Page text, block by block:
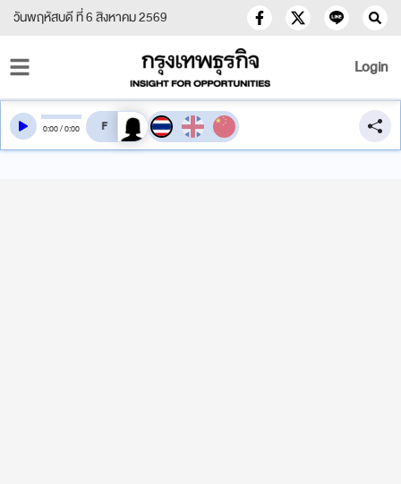
วันพฤหัสบดี ที่ 6 สิงหาคม 2569
Login
0:00/0:00 สลับเสียงอ่าน